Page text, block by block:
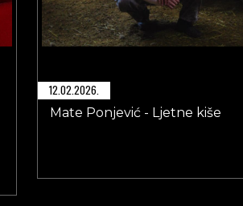
12.02.2026.
Mate Ponjević - Ljetne kiše